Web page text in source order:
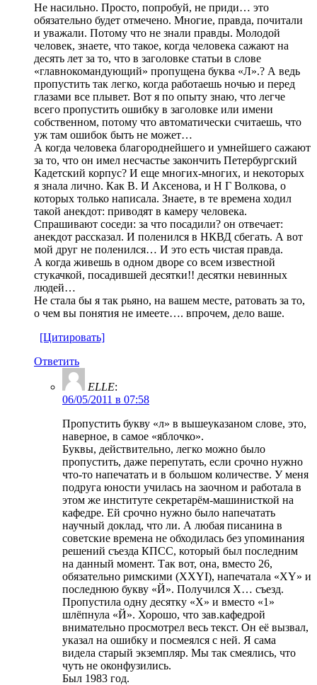
Не насильно. Просто, попробуй, не приди… это
обязательно будет отмечено. Многие, правда, почитали
и уважали. Потому что не знали правды. Молодой
человек, знаете, что такое, когда человека сажают на
десять лет за то, что в заголовке статьи в слове
«главнокомандующий» пропущена буква «Л».? А ведь
пропустить так легко, когда работаешь ночью и перед
глазами все плывет. Вот я по опыту знаю, что легче
всего пропустить ошибку в заголовке или имени
собственном, потому что автоматически считаешь, что
уж там ошибок быть не может…
А когда человека благороднейшего и умнейшего сажают
за то, что он имел несчастье закончить Петербургский
Кадетский корпус? И еще многих-многих, и некоторых
я знала лично. Как В. И Аксенова, и Н Г Волкова, о
которых только написала. Знаете, в те времена ходил
такой анекдот: приводят в камеру человека.
Спрашивают соседи: за что посадили? он отвечает:
анекдот рассказал. И поленился в НКВД сбегать. А вот
мой друг не поленился… И это есть чистая правда.
А когда живешь в одном дворе со всем известной
стукачкой, посадившей десятки!! десятки невинных
людей…
Не стала бы я так рьяно, на вашем месте, ратовать за то,
о чем вы понятия не имеете…. впрочем, дело ваше.
[Цитировать]
Ответить
ELLE:
06/05/2011 в 07:58
Пропустить букву «л» в вышеуказаном слове, это,
наверное, в самое «яблочко».
Буквы, действительно, легко можно было
пропустить, даже перепутать, если срочно нужно
что-то напечатать и в большом количестве. У меня
подруга юности училась на заочном и работала в
этом же институте секретарём-машинисткой на
кафедре. Ей срочно нужно было напечатать
научный доклад, что ли. А любая писанина в
советские времена не обходилась без упоминания
решений съезда КПСС, который был последним
на данный момент. Так вот, она, вместо 26,
обязательно римскими (ХХYI), напечатала «ХY» и
последнюю букву «Й». Получился Х… съезд.
Пропустила одну десятку «Х» и вместо «1»
шлёпнула «Й». Хорошо, что зав.кафедрой
внимательно просмотрел весь текст. Он её вызвал,
указал на ошибку и посмеялся с ней. Я сама
видела старый экземпляр. Мы так смеялись, что
чуть не оконфузились.
Был 1983 год.